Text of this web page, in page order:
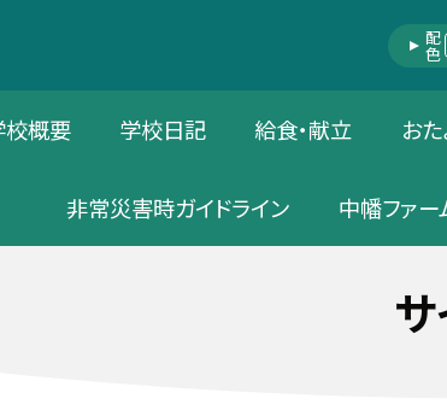
配色
校概要 学校日記 給食・献立 おた
非常災害時ガイドライン 中幡ファー